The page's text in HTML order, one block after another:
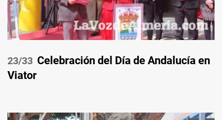
/33 Celebración del Día de Andalucía en
Viator